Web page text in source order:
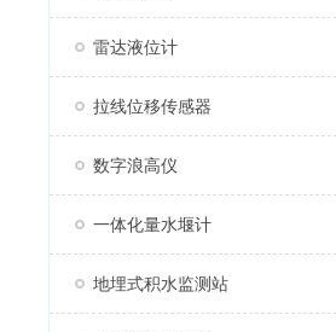
雷达液位计
拉线位移传感器
数字浪高仪
一体化量水堰计
地埋式积水监测站